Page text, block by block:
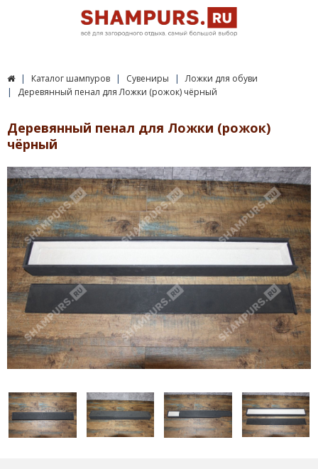
Каталог шампуров Сувениры
Ложки для обуви
Деревянный пенал для Ложки (рожок) чёрный
Деревянный пенал для Ложки (рожок)
чёрный